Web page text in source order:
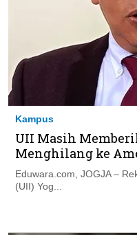
Kampus
UII Masih
Menghilang ke
Eduwara.com, JOGJA –
(UII) Yog...